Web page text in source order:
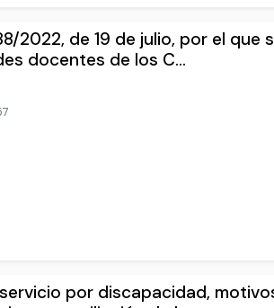
2022, de 19 de julio, por el que
docentes de los C...
por discapacidad,